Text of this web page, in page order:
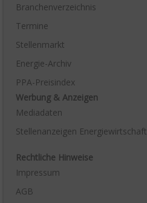
Branchenverzeichnis
Termine
Stellenmarkt
Energie-Archiv
PPA-Preisindex
Werbung & Anzeigen
Mediadaten
Stellenanzeigen Energiewirtschaft
Rechtliche Hinweise
Impressum
AGB